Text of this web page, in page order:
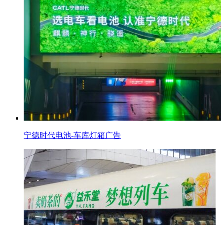
宁德时代电池-车库灯箱广告